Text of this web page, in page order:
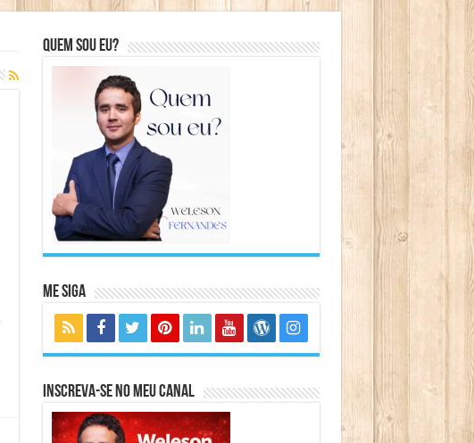
Quem sou eu?
Me Siga
Inscreva-se no meu canal